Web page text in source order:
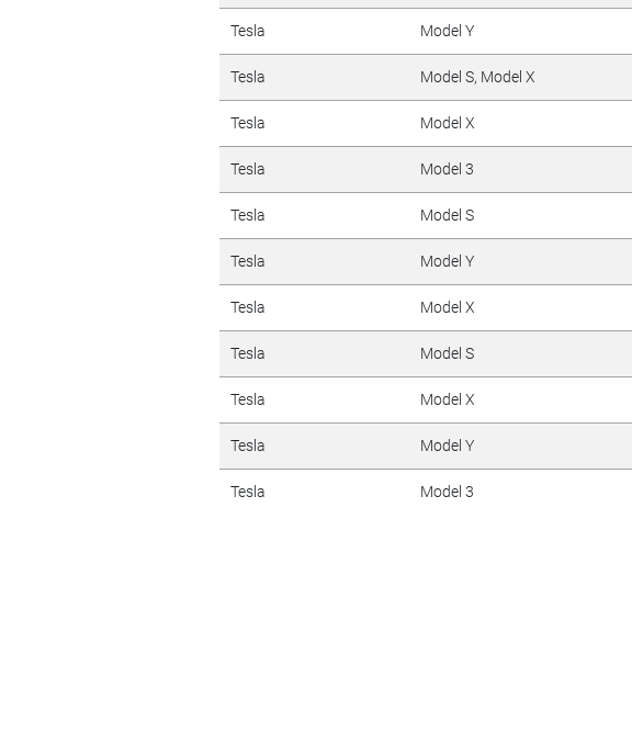
Tesla Model Y
Tesla Model S, Model X
Tesla Model X
Tesla Model 3
Tesla Model S
Tesla Model Y
Tesla Model X
Tesla Model S
Tesla Model X
Tesla Model Y
Tesla Model 3